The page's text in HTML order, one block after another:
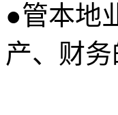
●管本地
产、财务
规